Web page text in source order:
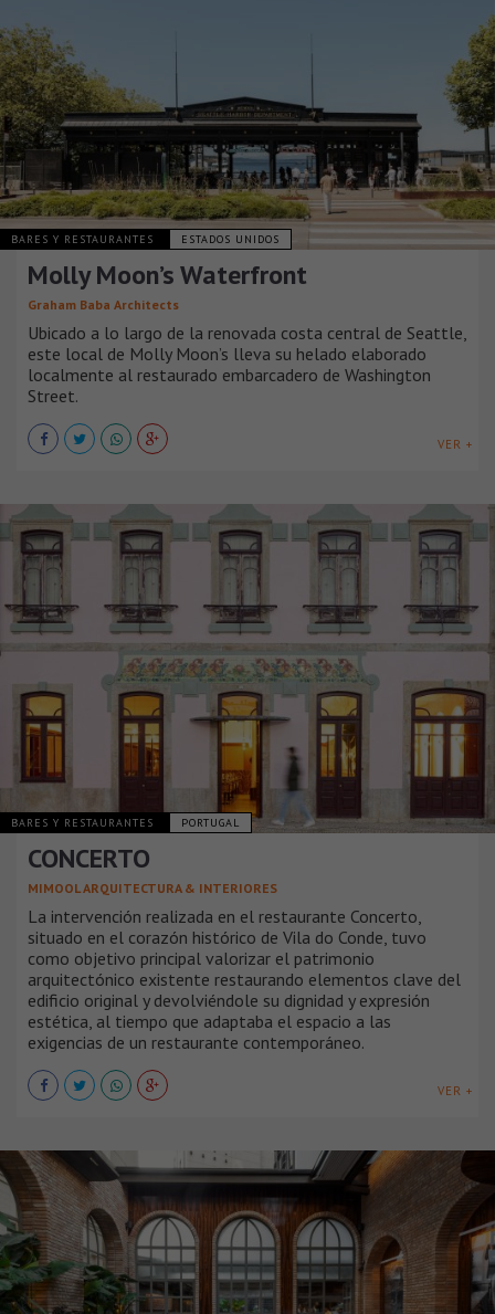
BARES Y RESTAURANTES ESTADOS UNIDOS
Molly Moon’s Waterfront
Graham Baba Architects
Ubicado a lo largo de la renovada costa central de Seattle,
este local de Molly Moon’s lleva su helado elaborado
localmente al restaurado embarcadero de Washington
Street.
VER +
BARES Y RESTAURANTES PORTUGAL
CONCERTO
MIMOOL ARQUITECTURA & INTERIORES
La intervención realizada en el restaurante Concerto,
situado en el corazón histórico de Vila do Conde, tuvo
como objetivo principal valorizar el patrimonio
arquitectónico existente restaurando elementos clave del
edificio original y devolviéndole su dignidad y expresión
estética, al tiempo que adaptaba el espacio a las
exigencias de un restaurante contemporáneo.
VER +